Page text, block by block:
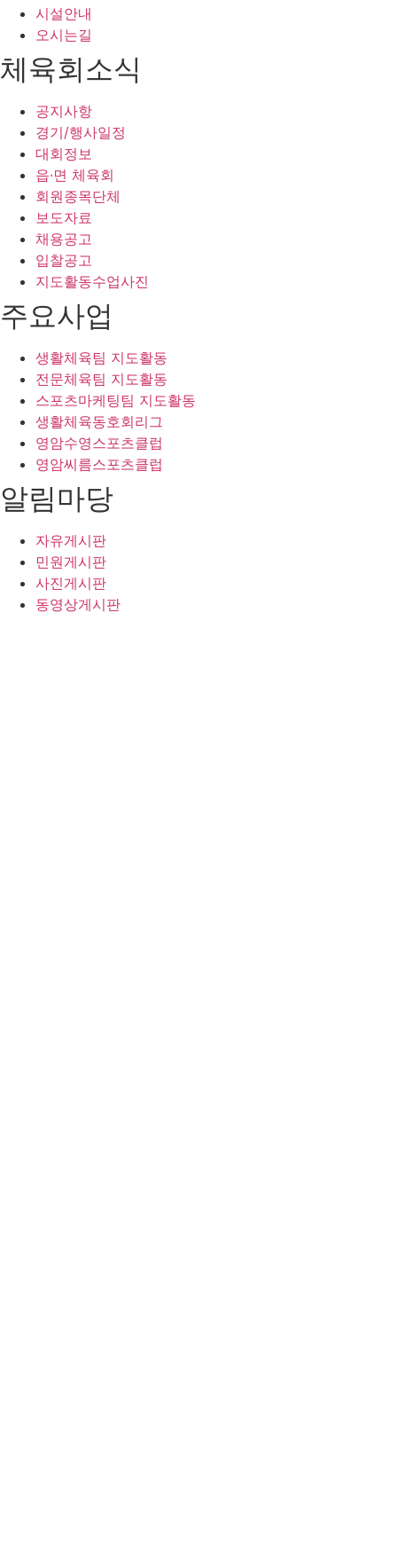
시설안내
오시는길
체육회소식
공지사항
경기/행사일정
대회정보
읍·면 체육회
회원종목단체
보도자료
채용공고
입찰공고
지도활동수업사진
주요사업
생활체육팀 지도활동
전문체육팀 지도활동
스포츠마케팅팀 지도활동
생활체육동호회리그
영암수영스포츠클럽
영암씨름스포츠클럽
알림마당
자유게시판
민원게시판
사진게시판
동영상게시판